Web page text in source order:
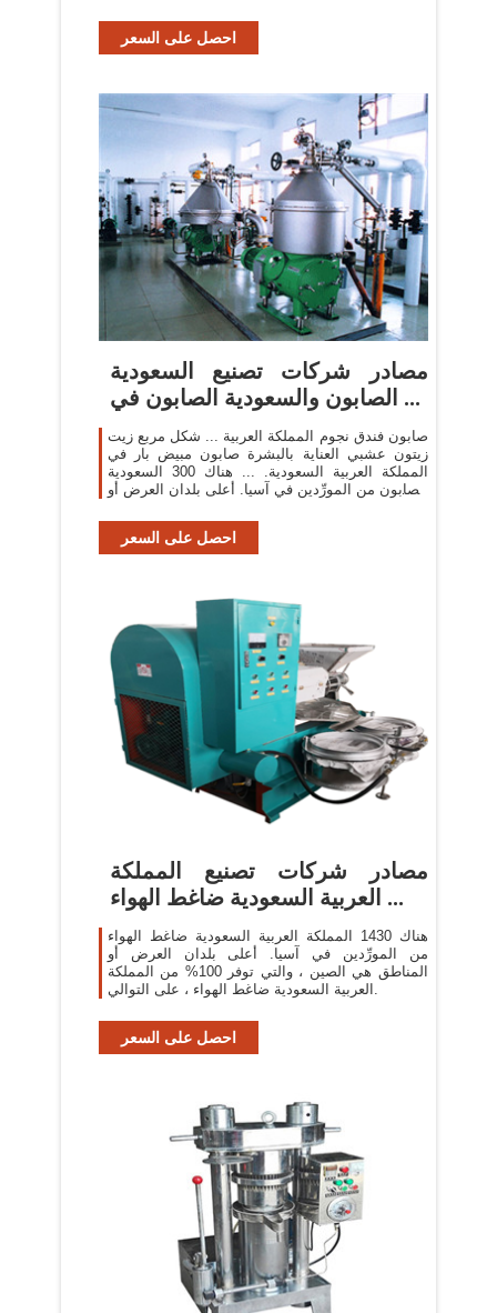
طحن ...
احصل على السعر
مصادر شركات تصنيع السعودية
الصابون والسعودية الصابون في ...
صابون فندق نجوم المملكة العربية ... شكل مربع زيت
زيتون عشبي العناية بالبشرة صابون مبيض بار في
المملكة العربية السعودية. ... هناك 300 السعودية
الصابون من المورِّدين في آسيا. أعلى بلدان العرض أو
احصل على السعر
مصادر شركات تصنيع المملكة
العربية السعودية ضاغط الهواء ...
هناك 1430 المملكة العربية السعودية ضاغط الهواء
من المورِّدين في آسيا. أعلى بلدان العرض أو
المناطق هي الصين ، والتي توفر 100% من المملكة
العربية السعودية ضاغط الهواء ، على التوالي.
احصل على السعر